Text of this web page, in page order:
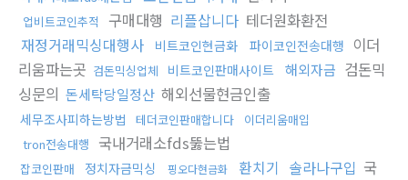
업비트코인추적 구매대행 리플삽니다 테더원화환전
재정거래믹싱대행사
비트코인현금화 파이코인전송대행 이더
리움파는곳 검돈믹싱업체 비트코인판매사이트 해외자금 검돈믹
싱문의 돈세탁당일정산 해외선물현금인출
세무조사피하는방법 테더코인판매합니다
이더리움매입
tron전송대행
국내거래소fds뚫는법
잡코인판매 정치자금믹싱 핑오다현금화 환치기 솔라나구입 국